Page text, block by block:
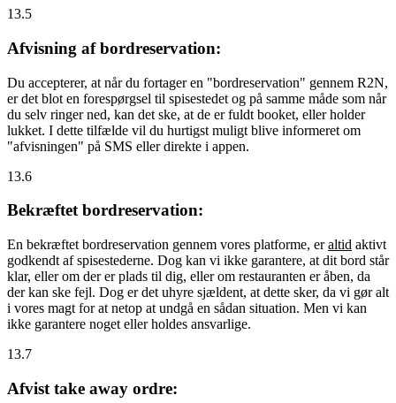
13.5
Afvisning af bordreservation:
Du accepterer, at når du fortager en "bordreservation" gennem R2N,
er det blot en forespørgsel til spisestedet og på samme måde som når
du selv ringer ned, kan det ske, at de er fuldt booket, eller holder
lukket. I dette tilfælde vil du hurtigst muligt blive informeret om
"afvisningen" på SMS eller direkte i appen.
13.6
Bekræftet bordreservation:
En bekræftet bordreservation gennem vores platforme, eraltid aktivt
godkendt af spisestederne. Dog kan vi ikke garantere, at dit bord står
klar, eller om der er plads til dig, eller om restauranten er åben, da
der kan ske fejl. Dog er det uhyre sjældent, at dette sker, da vi gør alt
i vores magt for at netop at undgå en sådan situation. Men vi kan
ikke garantere noget eller holdes ansvarlige.
13.7
Afvist take away ordre: